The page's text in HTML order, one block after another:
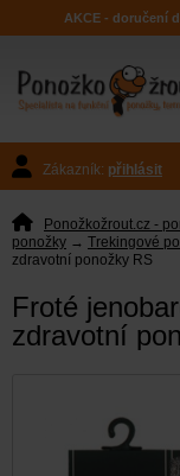
Zákazník: přihlásit
Ponožkožrout.cz -
ponožky → Trekingové
zdravotní ponožky RS
Froté
zdravotní
AKCE - doručení